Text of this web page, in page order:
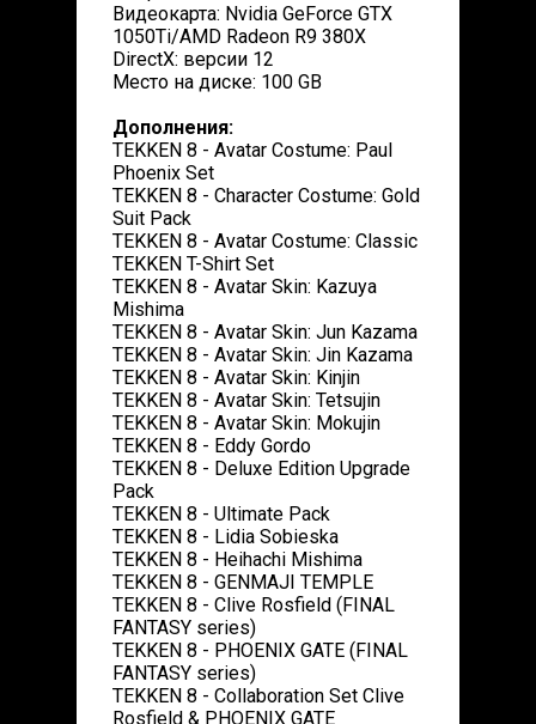
Видеокарта: Nvidia GeForce GTX
1050Ti/AMD Radeon R9 380X
DirectX: версии 12
Место на диске: 100 GB
Дополнения:
TEKKEN 8 - Avatar Costume: Paul
Phoenix Set
TEKKEN 8 - Character Costume: Gold
Suit Pack
TEKKEN 8 - Avatar Costume: Classic
TEKKEN T-Shirt Set
TEKKEN 8 - Avatar Skin: Kazuya
Mishima
TEKKEN 8 - Avatar Skin: Jun Kazama
TEKKEN 8 - Avatar Skin: Jin Kazama
TEKKEN 8 - Avatar Skin: Kinjin
TEKKEN 8 - Avatar Skin: Tetsujin
TEKKEN 8 - Avatar Skin: Mokujin
TEKKEN 8 - Eddy Gordo
TEKKEN 8 - Deluxe Edition Upgrade
Pack
TEKKEN 8 - Ultimate Pack
TEKKEN 8 - Lidia Sobieska
TEKKEN 8 - Heihachi Mishima
TEKKEN 8 - GENMAJI TEMPLE
TEKKEN 8 - Clive Rosfield (FINAL
FANTASY series)
TEKKEN 8 - PHOENIX GATE (FINAL
FANTASY series)
TEKKEN 8 - Collaboration Set Clive
Rosfield & PHOENIX GATE